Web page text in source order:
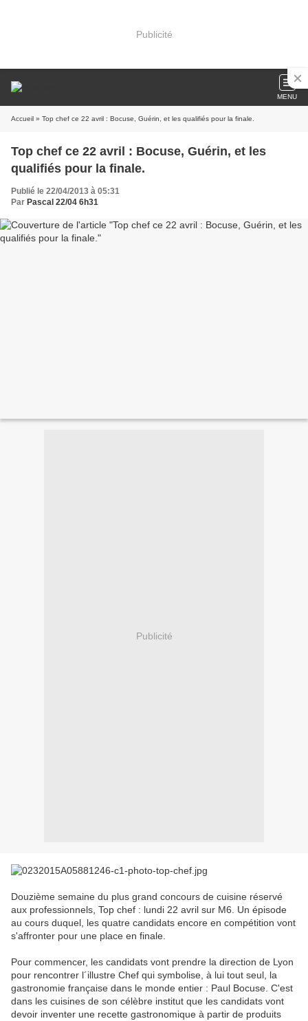
Publicité
MENU
Accueil » Top chef ce 22 avril : Bocuse, Guérin, et les qualifiés pour la finale.
Top chef ce 22 avril : Bocuse, Guérin, et les
qualifiés pour la finale.
Publié le 22/04/2013 à 05:31
Par Pascal 22/04 6h31
Publicité
Douzième semaine du plus grand concours de cuisine réservé
aux professionnels, Top chef : lundi 22 avril sur M6. Un épisode
au cours duquel, les quatre candidats encore en compétition vont
s'affronter pour une place en finale.
Pour commencer, les candidats vont prendre la direction de Lyon
pour rencontrer l´illustre Chef qui symbolise, à lui tout seul, la
gastronomie française dans le monde entier : Paul Bocuse. C'est
dans les cuisines de son célèbre institut que les candidats vont
devoir inventer une recette gastronomique à partir de produits